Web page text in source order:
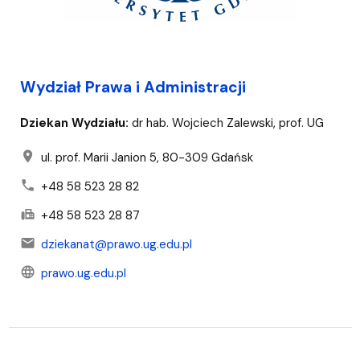
Wydział Prawa i Administracji
Dziekan Wydziału: dr hab. Wojciech Zalewski, prof. UG
location_on ul. prof. Marii Janion 5, 80-309 Gdańsk
phone +48 58 523 28 82
fax +48 58 523 28 87
mail dziekanat@prawo.ug.edu.pl
language prawo.ug.edu.pl